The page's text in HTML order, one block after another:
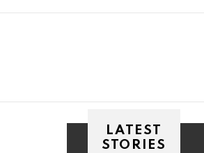
LATEST
STORIES